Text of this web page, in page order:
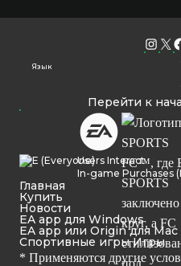
Язык
Перейти к
Users Interact
In-game Purchases
Главная
Купить
Новости
EA app для Windows
EA app или Origin для Mac
Спортивные игры Игры
* Применяются другие